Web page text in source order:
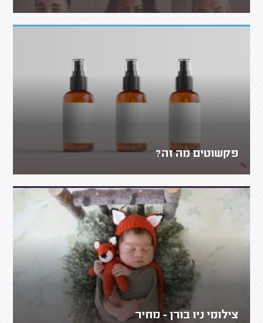
פקשוטים מה זה?
צילומי ניו בורן - מחיר